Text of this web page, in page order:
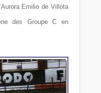
Emilio de Villota
des Groupe C en